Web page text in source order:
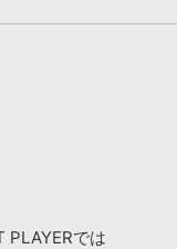
PLAYERでは